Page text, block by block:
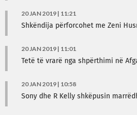
20 JAN 2019 | 11:21
Shkëndija përforcohet me Zeni
20 JAN 2019 | 11:01
Tetë të vrarë nga shpërthimi në
20 JAN 2019 | 10:58
Sony dhe R Kelly shkëpusin